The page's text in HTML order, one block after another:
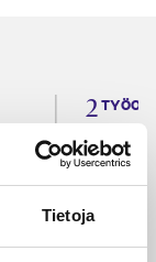
Tietoja